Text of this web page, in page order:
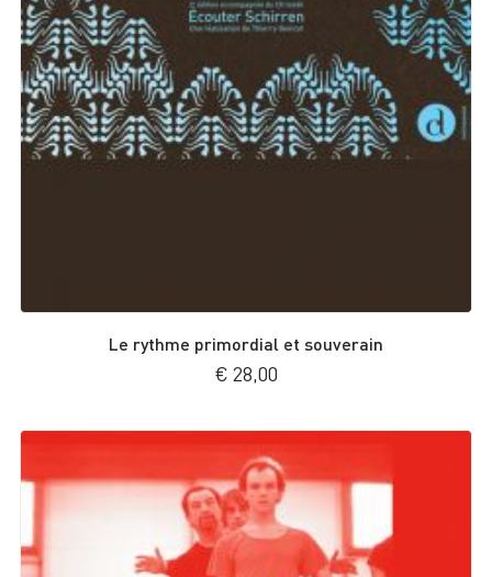
Le rythme primordial et souverain
€ 28,00